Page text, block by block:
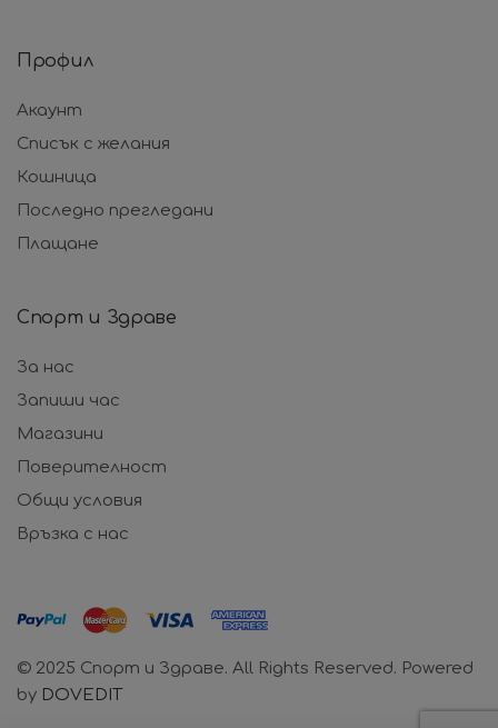
Профил
Акаунт
Списък с желания
Кошница
Последно прегледани
Плащане
Спорт и Здраве
За нас
Запиши час
Магазини
Поверителност
Общи условия
Връзка с нас
© 2025 Спорт и Здраве. All Rights Reserved. Powered
by DOVEDIT